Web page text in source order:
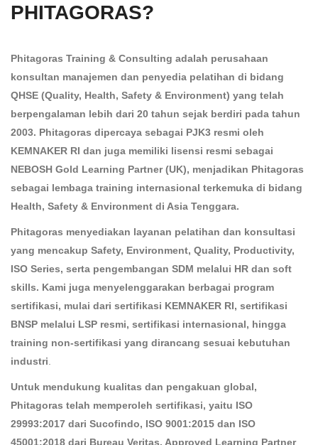
PHITAGORAS?
Phitagoras Training & Consulting adalah perusahaan
konsultan manajemen dan penyedia pelatihan di bidang
QHSE (Quality, Health, Safety & Environment) yang telah
berpengalaman lebih dari 20 tahun sejak berdiri pada tahun
2003. Phitagoras dipercaya sebagai PJK3 resmi oleh
KEMNAKER RI dan juga memiliki lisensi resmi sebagai
NEBOSH Gold Learning Partner (UK), menjadikan Phitagoras
sebagai lembaga training internasional terkemuka di bidang
Health, Safety & Environment di Asia Tenggara.
Phitagoras menyediakan layanan pelatihan dan konsultasi
yang mencakup Safety, Environment, Quality, Productivity,
ISO Series, serta pengembangan SDM melalui HR dan soft
skills. Kami juga menyelenggarakan berbagai program
sertifikasi, mulai dari sertifikasi KEMNAKER RI, sertifikasi
BNSP melalui LSP resmi, sertifikasi internasional, hingga
training non-sertifikasi yang dirancang sesuai kebutuhan
industri
Untuk mendukung kualitas dan pengakuan global,
Phitagoras telah memperoleh sertifikasi, yaitu ISO
29993:2017 dari Sucofindo, ISO 9001:2015 dan ISO
45001:2018 dari Bureau Veritas, Approved Learning Partner